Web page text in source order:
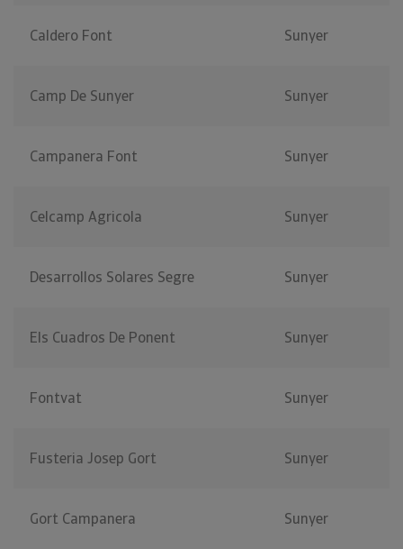
Caldero Font Sunyer
Camp De Sunyer Sunyer
Campanera Font Sunyer
Celcamp Agricola Sunyer
Desarrollos Solares Segre Sunyer
Els Cuadros De Ponent Sunyer
Fontvat Sunyer
Fusteria Josep Gort Sunyer
Gort Campanera Sunyer